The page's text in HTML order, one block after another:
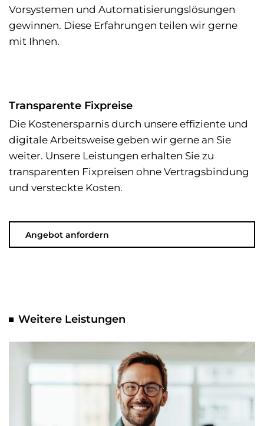
Vorsystemen und Automatisierungslösungen
gewinnen. Diese Erfahrungen teilen wir gerne
mit Ihnen.
Transparente Fixpreise
Die Kostenersparnis durch unsere effiziente und
digitale Arbeitsweise geben wir gerne an Sie
weiter. Unsere Leistungen erhalten Sie zu
transparenten Fixpreisen ohne Vertragsbindung
und versteckte Kosten.
Angebot anfordern
Weitere Leistungen